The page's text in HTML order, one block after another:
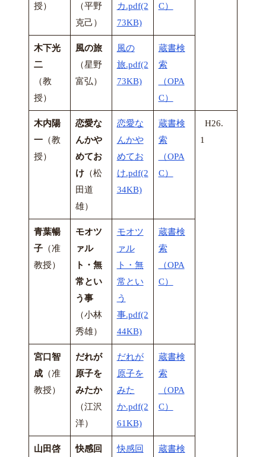
授）
（平野
克己）
カ.pdf(2
73KB)
C）
木下光
二
（教
授）
風の旅
（星野
富弘）
風の
旅.pdf(2
73KB)
蔵書検
索
（OPA
C）
木内陽
一（教
授）
恋愛な
んかや
めてお
け（松
田道
雄）
恋愛な
んかや
めてお
け.pdf(2
34KB)
蔵書検
索
（OPA
C）
H26.
1
青葉暢
子（准
教授）
モオツ
ァル
ト・無
常とい
う事
（小林
秀雄）
モオツ
ァル
ト・無
常とい
う
事.pdf(2
44KB)
蔵書検
索
（OPA
C）
宮口智
成（准
教授）
だれが
原子を
みたか
（江沢
洋）
だれが
原子を
みた
か.pdf(2
61KB)
蔵書検
索
（OPA
C）
山田啓
快感回
快感回
蔵書検